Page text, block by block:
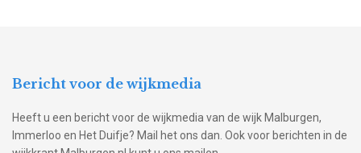
Bericht voor de wijkmedia
Heeft u een bericht voor de wijkmedia van de wijk Malburgen,
Immerloo en Het Duifje? Mail het ons dan. Ook voor berichten in de